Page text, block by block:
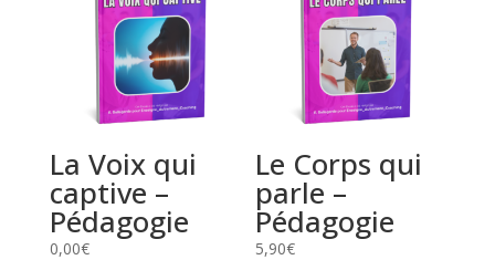
La Voix qui
captive –
Pédagogie
0,00€
Le Corps qui
parle –
Pédagogie
5,90€